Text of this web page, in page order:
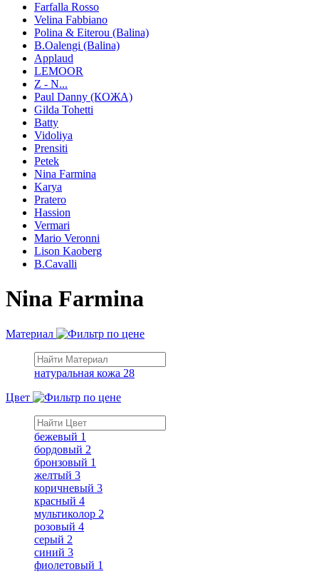
Farfalla Rosso
Velina Fabbiano
Polina & Eiterou (Balina)
B.Oalengi (Balina)
Applaud
LEMOOR
Z - N...
Paul Danny (КОЖА)
Gilda Tohetti
Batty
Vidoliya
Prensiti
Petek
Nina Farmina
Karya
Pratero
Hassion
Vermari
Mario Veronni
Lison Kaoberg
B.Cavalli
Nina Farmina
Материал
натуральная кожа 28
Цвет
бежевый 1
бордовый 2
бронзовый 1
желтый 3
коричневый 3
красный 4
мультиколор 2
розовый 4
серый 2
синий 3
фиолетовый 1